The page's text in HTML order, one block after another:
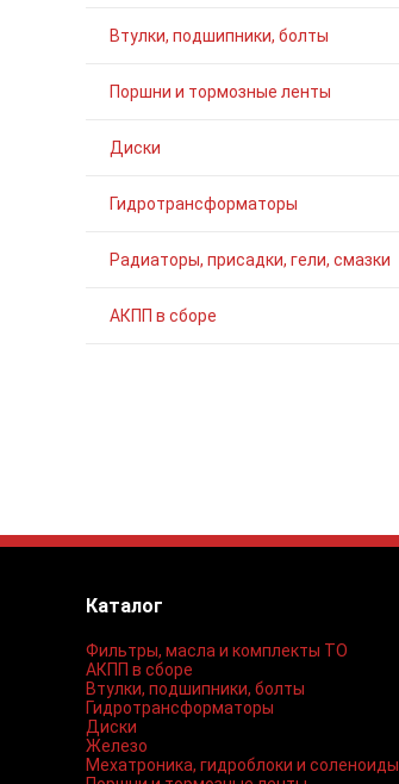
Втулки, подшипники, болты
Поршни и тормозные ленты
Диски
Гидротрансформаторы
Радиаторы, присадки, гели, смазки
АКПП в сборе
Каталог
Фильтры, масла и комплекты ТО
АКПП в сборе
Втулки, подшипники, болты
Гидротрансформаторы
Диски
Железо
Мехатроника, гидроблоки и соленоиды